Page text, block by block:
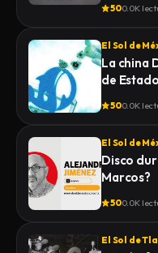
500.0K
El Sol de
La china
de
500.0K
El Sol de
Disco
Marcos?
500.0K
El Sol de